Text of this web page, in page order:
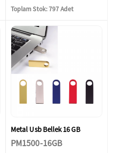
Toplam Stok: 797 Adet
Metal Usb Bellek 16 GB
PM1500-16GB